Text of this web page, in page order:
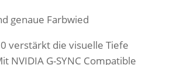
genaue Farbwied
verstärkt die visuelle Tiefe
NVIDIA G-SYNC Compatible